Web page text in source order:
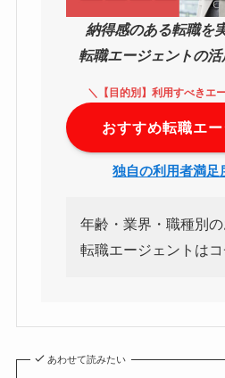
納得感のある転職を
転職エージェントの活
＼【目的別】利用すべきエ
おすすめ転職エー
独自の利用者満足
年齢・業界・職種別
転職エージェントはコ
あわせて読みたい